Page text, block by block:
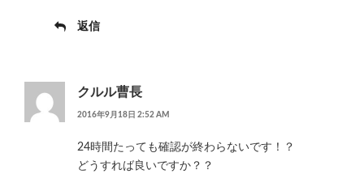
返信
クルル曹長
2016年9月18日 2:52 AM
24時間たっても確認が終わらないです！？
どうすれば良いですか？？